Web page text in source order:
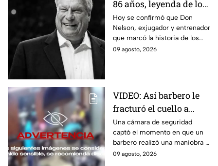
86 años, leyenda de los
Boston Celtics y la NBA
Hoy se confirmó que Don
Nelson, exjugador y entrenador
que marcó la historia de los
Boston Celtics y la NBA, murió
09 agosto, 2026
VIDEO: Así barbero le
fracturó el cuello a
cliente durante ´masaje´
Una cámara de seguridad
captó el momento en que un
barbero realizó una maniobra a
modo de masaje y le fracturó
09 agosto, 2026